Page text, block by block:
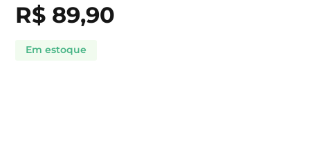
R$ 89,90
Em estoque